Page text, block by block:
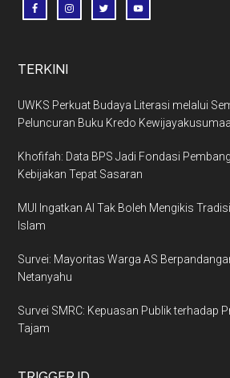
TERKINI
UWKS Perkuat Budaya Literasi melalui
Peluncuran Buku Kredo
Khofifah: Data BPS Jadi Fondasi
Kebijakan Tepat Sasaran
MUI Ingatkan AI Tak Boleh Mengikis
Islam
Survei: Mayoritas Warga AS
Netanyahu
Survei SMRC: Kepuasan Publik terhadap
Tajam